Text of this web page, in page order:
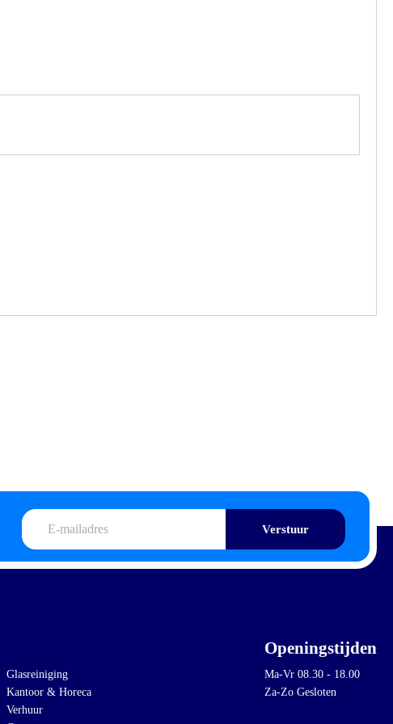
E-
mailadres
Glasreiniging
Kantoor & Horeca
Verhuur
Openingstijden
Ma-Vr 08.30 - 18.00
Za-Zo Gesloten